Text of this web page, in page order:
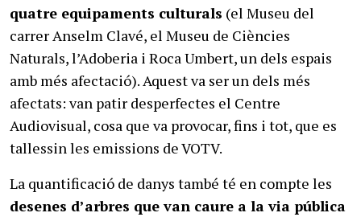
quatre equipaments culturals (el Museu del
carrer Anselm Clavé, el Museu de Ciències
Naturals, l’Adoberia i Roca Umbert, un dels espais
amb més afectació). Aquest va ser un dels més
afectats: van patir desperfectes el Centre
Audiovisual, cosa que va provocar, fins i tot, que es
tallessin les emissions de VOTV.
La quantificació de danys també té en compte les
desenes d’arbres que van caure a la via pública